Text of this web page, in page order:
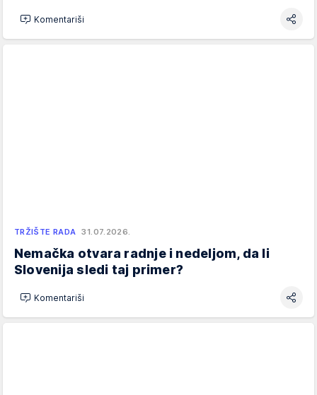
Komentariši
TRŽIŠTE RADA 31.07.2026.
Nemačka otvara radnje i nedeljom, da li
Slovenija sledi taj primer?
Komentariši